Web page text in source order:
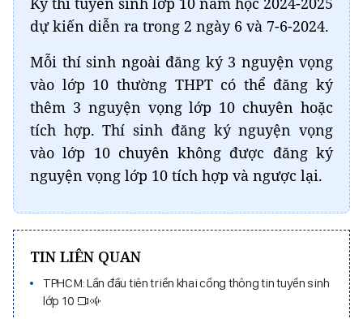
dự kiến diễn ra trong 2 ngày 6 và 7-6-2024.
Mỗi thí sinh ngoài đăng ký 3 nguyện vọng
vào lớp 10 thường THPT có thể đăng ký
thêm 3 nguyện vọng lớp 10 chuyên hoặc
tích hợp. Thí sinh đăng ký nguyện vọng
vào lớp 10 chuyên không được đăng ký
nguyện vọng lớp 10 tích hợp và ngược lại.
TIN LIÊN QUAN
TPHCM: Lần đầu tiên triển khai cổng thông tin tuyển sinh
lớp 10